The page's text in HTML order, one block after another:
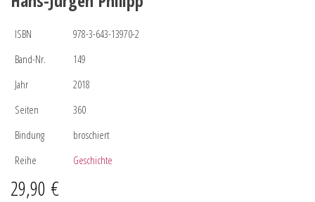
ISBN
978-3-643-13970-2
Band-Nr.
149
Jahr
2018
Seiten
360
Bindung
broschiert
Reihe
Geschichte
29,90 €